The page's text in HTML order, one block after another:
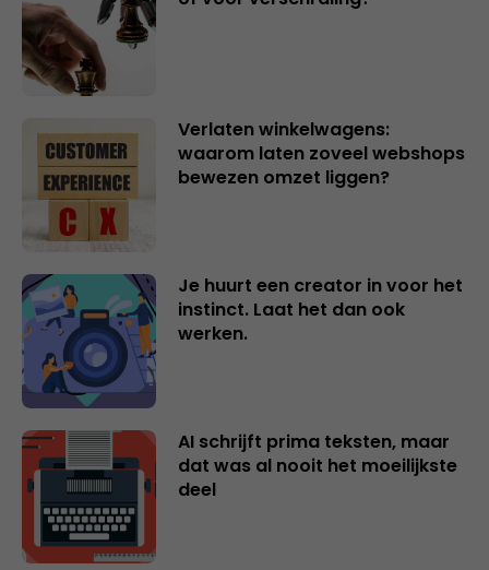
Verlaten winkelwagens:
waarom laten zoveel webshops
bewezen omzet liggen?
Je huurt een creator in voor het
instinct. Laat het dan ook
werken.
AI schrijft prima teksten, maar
dat was al nooit het moeilijkste
deel